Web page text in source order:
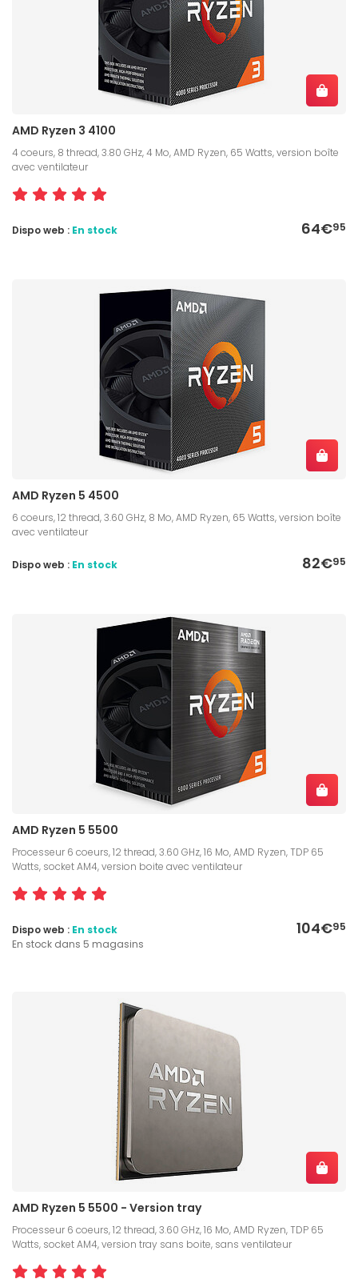
AMD Ryzen 3 4100
4 coeurs, 8 thread, 3.80 GHz, 4 Mo, AMD Ryzen, 65 Watts, version boîte
avec ventilateur
64€95
Dispo web : En stock
AMD Ryzen 5 4500
6 coeurs, 12 thread, 3.60 GHz, 8 Mo, AMD Ryzen, 65 Watts, version boîte
avec ventilateur
82€95
Dispo web : En stock
AMD Ryzen 5 5500
Processeur 6 coeurs, 12 thread, 3.60 GHz, 16 Mo, AMD Ryzen, TDP 65
Watts, socket AM4, version boite avec ventilateur
104€95
Dispo web : En stock
En stock dans 5 magasins
AMD Ryzen 5 5500 - Version tray
Processeur 6 coeurs, 12 thread, 3.60 GHz, 16 Mo, AMD Ryzen, TDP 65
Watts, socket AM4, version tray sans boite, sans ventilateur